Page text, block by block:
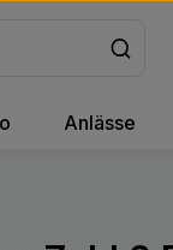
Anlässe